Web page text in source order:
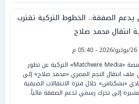
يدعم الصفقة.. الخطوط التركية تقترب
انتقال محمد صلاح
كشفت منصة «Matchwire Media» التركية عن تطور
انتقال النجم المصري «محمد صلاح» إلى
«بشكتاش» خلال فترة الانتقالات الصيفية
مشيرة إلى تحرك رسمي لدعم الصفقة مالياً.